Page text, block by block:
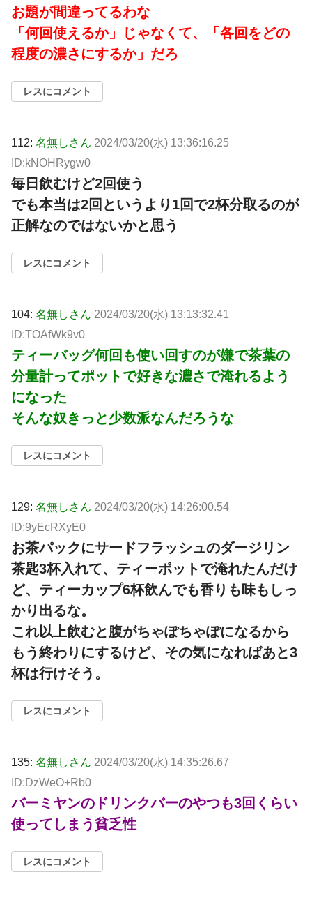
お題が間違ってるわな
「何回使えるか」じゃなくて、「各回をどの
程度の濃さにするか」だろ
レスにコメント
112: 名無しさん 2024/03/20(水) 13:36:16.25
ID:kNOHRygw0
毎日飲むけど2回使う
でも本当は2回というより1回で2杯分取るのが
正解なのではないかと思う
レスにコメント
104: 名無しさん 2024/03/20(水) 13:13:32.41
ID:TOAfWk9v0
ティーバッグ何回も使い回すのが嫌で茶葉の
分量計ってポットで好きな濃さで淹れるよう
になった
そんな奴きっと少数派なんだろうな
レスにコメント
129: 名無しさん 2024/03/20(水) 14:26:00.54
ID:9yEcRXyE0
お茶パックにサードフラッシュのダージリン
茶匙3杯入れて、ティーポットで淹れたんだけ
ど、ティーカップ6杯飲んでも香りも味もしっ
かり出るな。
これ以上飲むと腹がちゃぽちゃぽになるから
もう終わりにするけど、その気になればあと3
杯は行けそう。
レスにコメント
135: 名無しさん 2024/03/20(水) 14:35:26.67
ID:DzWeO+Rb0
バーミヤンのドリンクバーのやつも3回くらい
使ってしまう貧乏性
レスにコメント